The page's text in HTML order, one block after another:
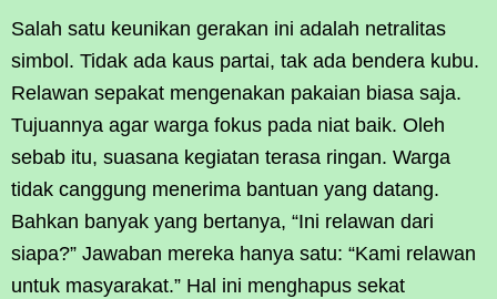
Salah satu keunikan gerakan ini adalah netralitas
simbol. Tidak ada kaus partai, tak ada bendera kubu.
Relawan sepakat mengenakan pakaian biasa saja.
Tujuannya agar warga fokus pada niat baik. Oleh
sebab itu, suasana kegiatan terasa ringan. Warga
tidak canggung menerima bantuan yang datang.
Bahkan banyak yang bertanya, “Ini relawan dari
siapa?” Jawaban mereka hanya satu: “Kami relawan
untuk masyarakat.” Hal ini menghapus sekat